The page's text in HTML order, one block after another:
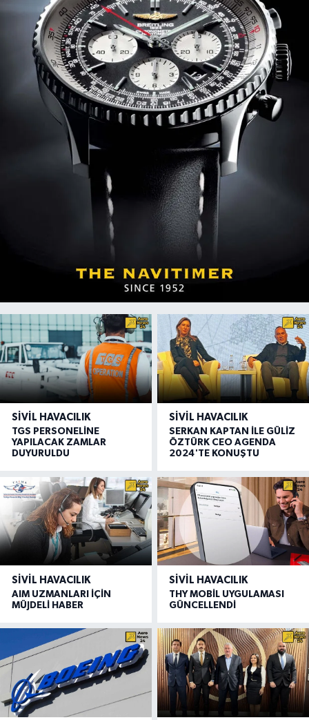
SIVIL HAVACILIK
TGS PERSONELİNE
YAPILACAK ZAMLAR
DUYURULDU
SIVIL HAVACILIK
SERKAN KAPTAN İLE GÜLİZ
ÖZTÜRK CEO AGENDA
2024'TE KONUŞTU
SIVIL HAVACILIK
AIM UZMANLARI İÇİN
MÜJDELİ HABER
SIVIL HAVACILIK
THY MOBİL UYGULAMASI
GÜNCELLENDİ